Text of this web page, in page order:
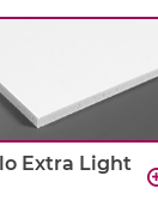
Extra Light